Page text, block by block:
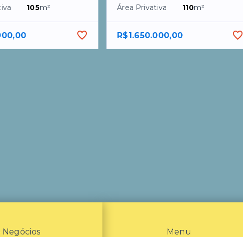
105m²
Área Privativa
110m²
R$1.650.000,00
Menu
Negócios